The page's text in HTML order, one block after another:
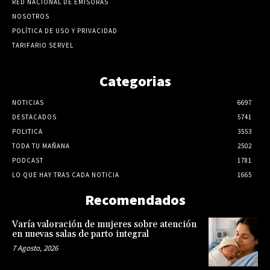
NOSOTROS
POLÍTICA DE USO Y PRIVACIDAD
TARIFARIO SERVEL
Categorias
NOTICIAS
6697
DESTACADOS
5741
POLITICA
3553
TODA TU MAÑANA
2502
PODCAST
1781
LO QUE HAY TRAS CADA NOTICIA
1665
Recomendados
Varía valoración de mujeres sobre atención
en nuevas salas de parto integral
7 Agosto, 2026